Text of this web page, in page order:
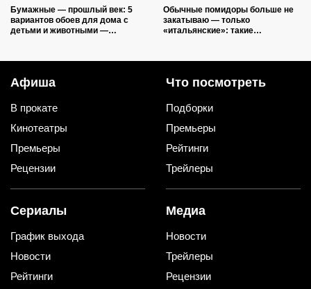
Бумажные — прошлый век: 5
вариантов обоев для дома с
детьми и животными —
Обычные помидоры больше не
закатываю — только
«итальянские»: такие
Афиша
В прокате
Кинотеатры
Премьеры
Рецензии
Что посмотреть
Подборки
Премьеры
Рейтинги
Трейлеры
Сериалы
График выхода
Новости
Рейтинги
Медиа
Новости
Трейлеры
Рецензии